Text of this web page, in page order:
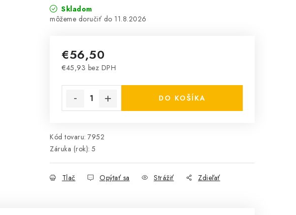
Skladom
11.8.2026
€56,50
€45,93 bez DPH
DO KOŠÍKA
Kód tovaru: 7952
Záruka (rok): 5
Tlač Opýtať sa Strážiť Zdieľať